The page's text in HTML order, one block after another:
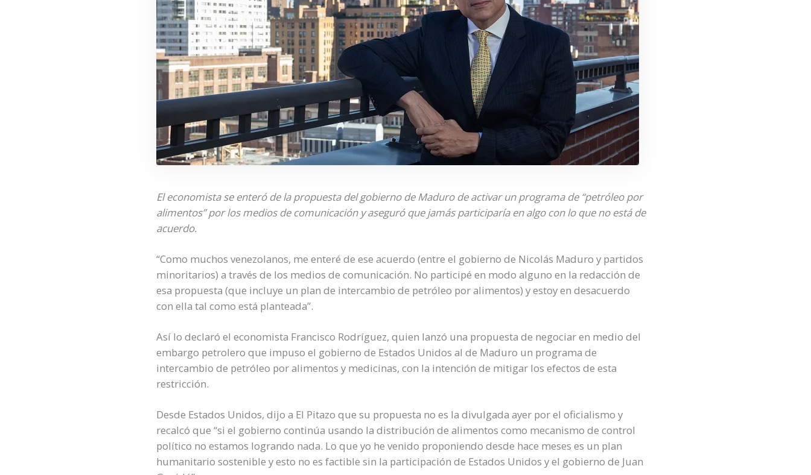
El economista se enteró de la propuesta del gobierno de Maduro de activar un programa de “petróleo por
alimentos” por los medios de comunicación y aseguró que jamás participaría en algo con lo que no está de
acuerdo.
“Como muchos venezolanos, me enteré de ese acuerdo (entre el gobierno de Nicolás Maduro y partidos
minoritarios) a través de los medios de comunicación. No participé en modo alguno en la redacción de
esa propuesta (que incluye un plan de intercambio de petróleo por alimentos) y estoy en desacuerdo
con ella tal como está planteada”.
Así lo declaró el economista Francisco Rodríguez, quien lanzó una propuesta de negociar en medio del
embargo petrolero que impuso el gobierno de Estados Unidos al de Maduro un programa de
intercambio de petróleo por alimentos y medicinas, con la intención de mitigar los efectos de esta
restricción.
Desde Estados Unidos, dijo a El Pitazo que su propuesta no es la divulgada ayer por el oficialismo y
recalcó que “si el gobierno continúa usando la distribución de alimentos como mecanismo de control
político no estamos logrando nada. Lo que yo he venido proponiendo desde hace meses es un plan
humanitario sostenible y esto no es factible sin la participación de Estados Unidos y el gobierno de Juan